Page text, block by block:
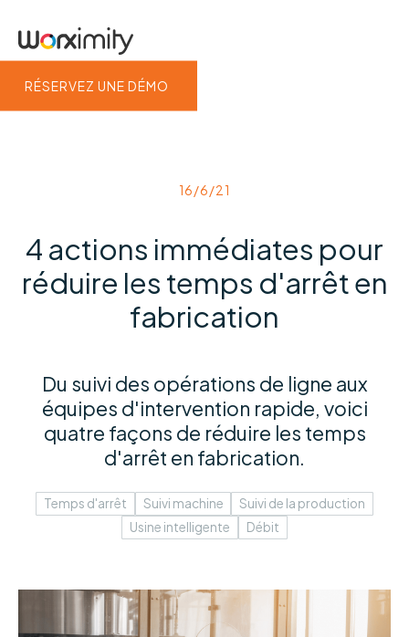
RÉSERVEZ UNE DÉMO
16/6/21
4 actions immédiates pour
réduire les temps d'arrêt en
fabrication
Du suivi des opérations de ligne aux
équipes d'intervention rapide, voici
quatre façons de réduire les temps
d'arrêt en fabrication.
Temps d'arrêt Suivi machine
Suivi de la production
Usine intelligente
Débit